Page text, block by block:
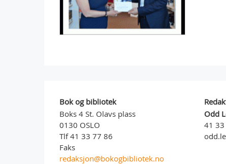
Bok og bibliotek
Boks 4 St. Olavs plass
0130 OSLO
Tlf 41 33 77 86
Faks
redaksjon@bokogbibliotek.no
Odd
41